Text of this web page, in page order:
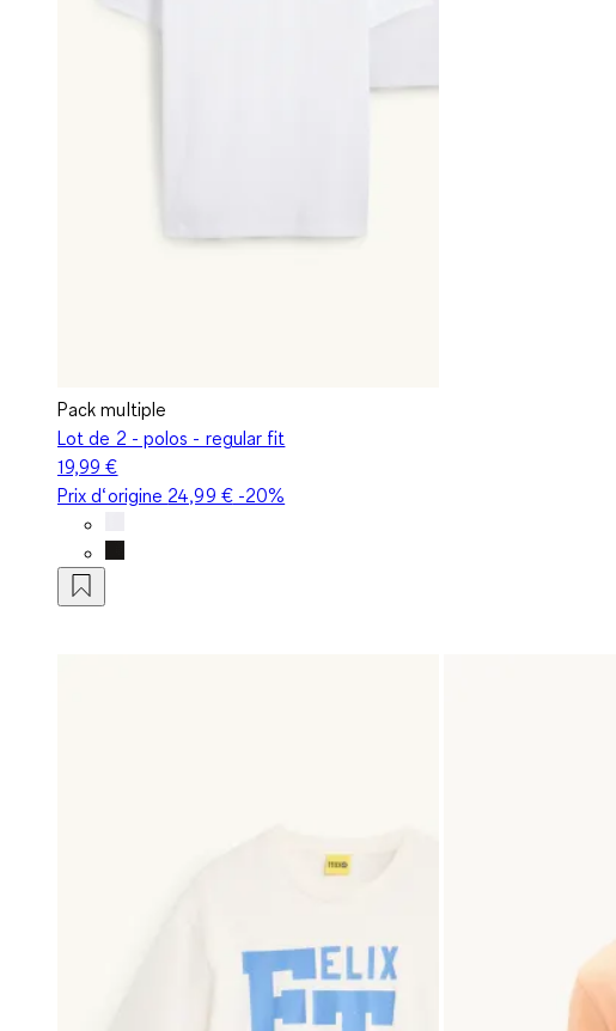
Pack multiple
Lot de 2 - polos - regular fit
19,99 €
Prix d‘origine 24,99 €-20%